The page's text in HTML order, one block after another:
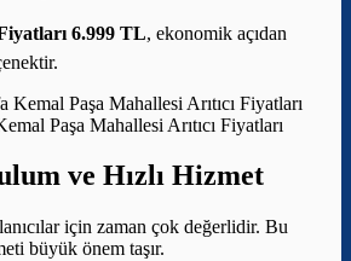
Fiyatları 6.999 TL, ekonomik açıdan
Paşa Mahallesi Arıtıcı Fiyatları
ve Hızlı Hizmet
için zaman çok değerlidir. Bu
büyük önem taşır.